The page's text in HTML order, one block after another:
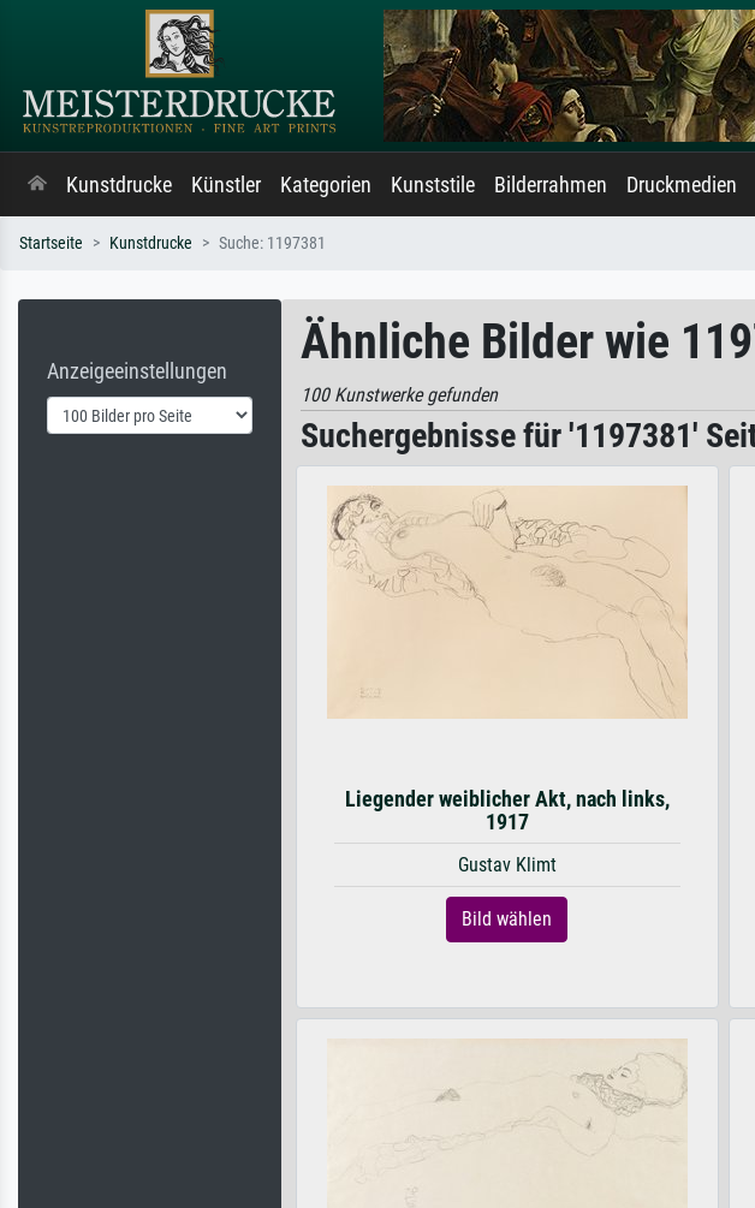
Kunstdrucke Künstler Kategorien Kunststile Bilderrahmen Druckmedien
Startseite Kunstdrucke Suche: 1197381
Anzeigeeinstellungen
Ähnliche Bilder wie
100 Kunstwerke gefunden
Suchergebnisse für '1197381'
Liegender weiblicher Akt, nach links,
1917
Gustav Klimt
Bild wählen